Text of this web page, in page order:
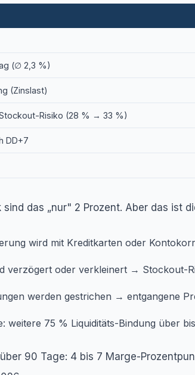
(∅ 2,3 %)
(Zinslast)
Risiko (28 % → 33 %)
DD+7
sind das „nur" 2 Prozent. Aber das ist
wird mit Kreditkarten oder
verzögert oder verkleinert → Stockout-
werden gestrichen → entgangene
weitere 75 % Liquiditäts-Bindung über
90 Tage: 4 bis 7 Marge-